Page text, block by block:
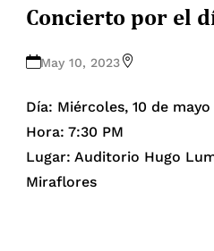
Concierto por el
May 10, 2023
Día: Miércoles, 10 de mayo
Hora: 7:30 PM
Lugar: Auditorio Hugo
Miraflores